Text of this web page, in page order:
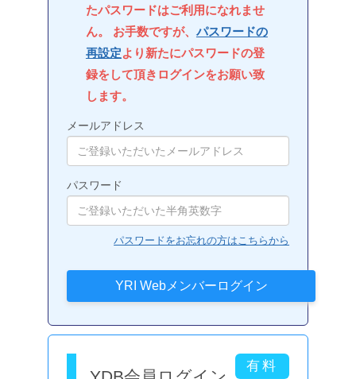
たパスワードはご利用になれませ
ん。 お手数ですが、 パスワードの
再設定より新たにパスワードの登
録をして頂きログインをお願い致
します。
メールアドレス
パスワード
パスワードをお忘れの方はこちらから